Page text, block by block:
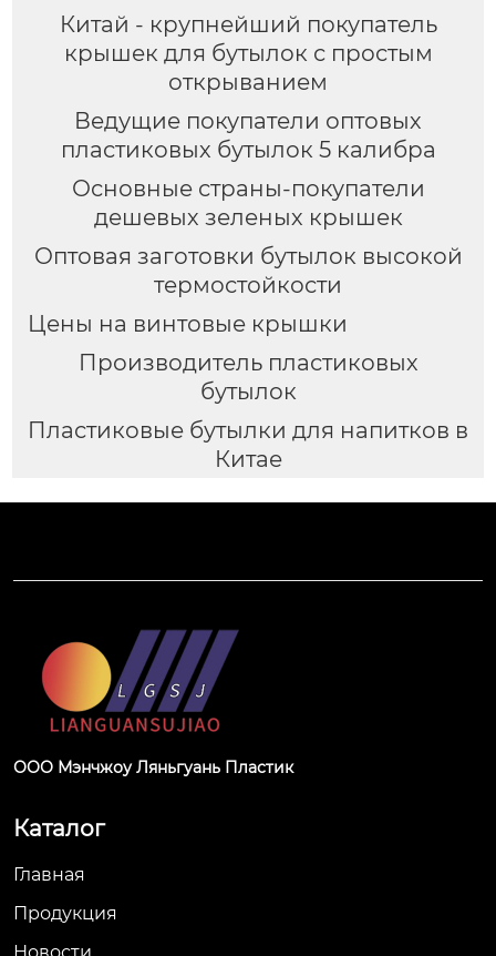
Китай - крупнейший покупатель
крышек для бутылок с простым
открыванием
Ведущие покупатели оптовых
пластиковых бутылок 5 калибра
Основные страны-покупатели
дешевых зеленых крышек
Оптовая заготовки бутылок высокой
термостойкости
Цены на винтовые крышки
Производитель пластиковых
бутылок
Пластиковые бутылки для напитков в
Китае
ООО Мэнчжоу Ляньгуань Пластик
Каталог
Главная
Продукция